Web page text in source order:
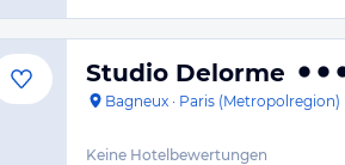
Studio Delorme
Bagneux · Paris (Metropolregion)
Keine Hotelbewertungen